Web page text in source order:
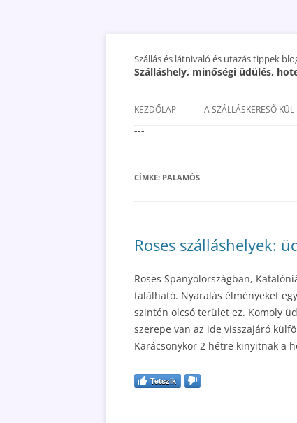
Szállás és látnivaló és utazás tippek
Szálláshely, minőségi üdülés,
KEZDŐLAP A SZÁLLÁSKERESŐ
---
CÍMKE: PALAMÓS
Roses szálláshelyek:
Roses Spanyolországban,
található. Nyaralás élményeket
szintén olcsó terület ez. Komoly
szerepe van az ide visszajáró
Karácsonykor 2 hétre kinyitnak a
Tetszik